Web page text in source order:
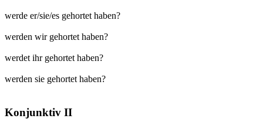
werde er/sie/es gehortet haben?
werden wir gehortet haben?
werdet ihr gehortet haben?
werden sie gehortet haben?
Konjunktiv II